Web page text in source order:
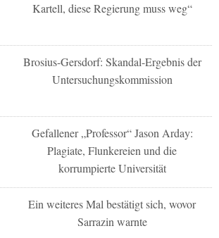
Kartell, diese Regierung muss weg“
Brosius-Gersdorf: Skandal-Ergebnis der
Untersuchungskommission
Gefallener „Professor“ Jason Arday:
Plagiate, Flunkereien und die
korrumpierte Universität
Ein weiteres Mal bestätigt sich, wovor
Sarrazin warnte